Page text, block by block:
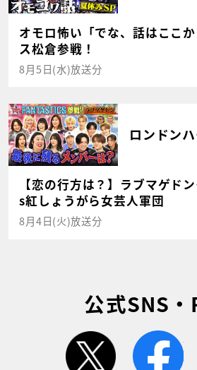
オモロ怖い「でな、話はここ
ス松倉参戦！
8月5日(水)放送分
ロンドン
【恋の行方は？】ラブマゲド
s紅しょうがら女芸人軍団
8月4日(火)放送分
公式SNS・
twitter